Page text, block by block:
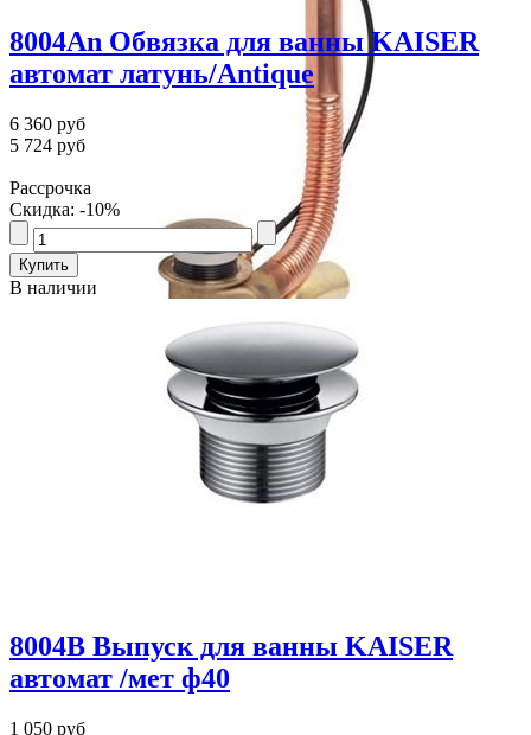
8004An Обвязка для ванны KAISER
автомат латунь/Antique
6 360 руб
5 724 руб
Рассрочка
Скидка: -10%
В наличии
8004В Выпуск для ванны KAISER
автомат /мет ф40
1 050 руб